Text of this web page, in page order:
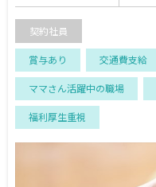
契約社員
賞与あり 交通費支給
ママさん活躍中の職場
福利厚生重視